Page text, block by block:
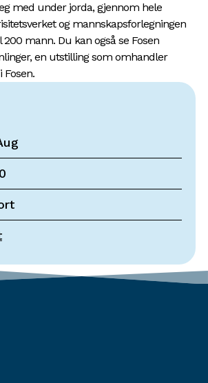
med under jorda, gjennom hele
og mannskapsforlegningen
mann. Du kan også se Fosen
en utstilling som omhandler
Fosen.